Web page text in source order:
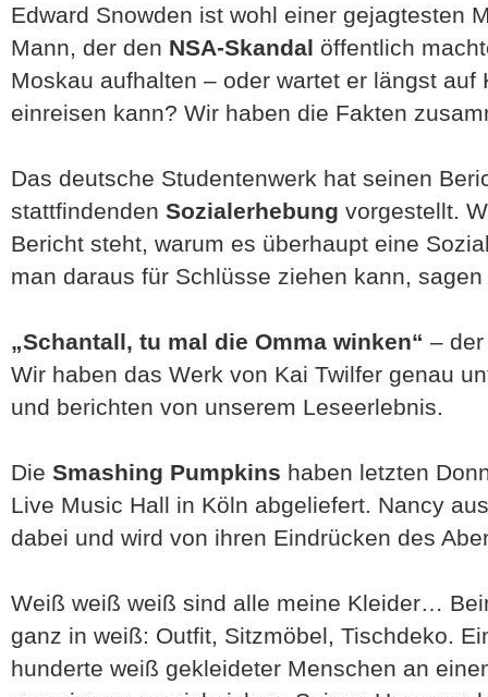
Edward Snowden ist wohl einer gejagtesten
Mann, der den NSA-Skandal öffentlich
Moskau aufhalten – oder wartet er längst auf
einreisen kann? Wir haben die Fakten
Das deutsche Studentenwerk hat seinen
stattfindenden Sozialerhebung vorgestellt.
Bericht steht, warum es überhaupt eine
man daraus für Schlüsse ziehen kann,
„Schantall, tu mal die Omma winken“ –
Wir haben das Werk von Kai Twilfer genau
und berichten von unserem Leseerlebnis.
Die Smashing Pumpkins haben letzten
Live Music Hall in Köln abgeliefert. Nancy
dabei und wird von ihren Eindrücken des
Weiß weiß weiß sind alle meine Kleider…
ganz in weiß: Outfit, Sitzmöbel, Tischdeko.
hunderte weiß gekleideter Menschen an